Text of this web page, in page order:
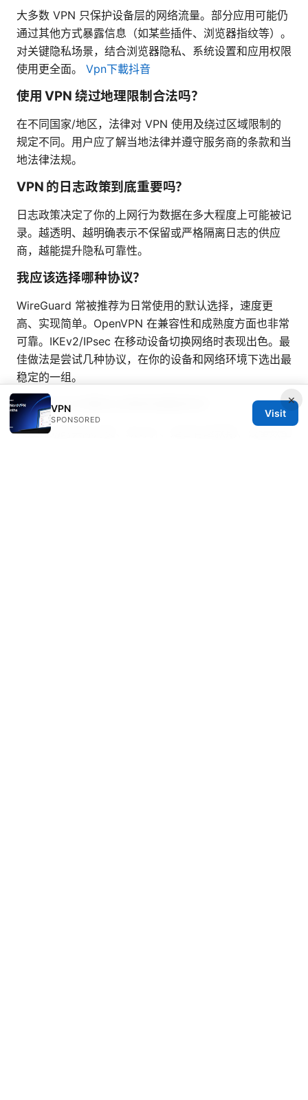
大多数 VPN 只保护设备层的网络流量。部分应用可能仍
通过其他方式暴露信息（如某些插件、浏览器指纹等）。
对关键隐私场景，结合浏览器隐私、系统设置和应用权限
使用更全面。 Vpn下載抖音
使用 VPN 绕过地理限制合法吗？
在不同国家/地区，法律对 VPN 使用及绕过区域限制的
规定不同。用户应了解当地法律并遵守服务商的条款和当
地法律法规。
VPN 的日志政策到底重要吗？
日志政策决定了你的上网行为数据在多大程度上可能被记
录。越透明、越明确表示不保留或严格隔离日志的供应
商，越能提升隐私可靠性。
我应该选择哪种协议？
WireGuard 常被推荐为日常使用的默认选择，速度更
高、实现简单。OpenVPN 在兼容性和成熟度方面也非常
可靠。IKEv2/IPsec 在移动设备切换网络时表现出色。最
佳做法是尝试几种协议，在你的设备和网络环境下选出最
稳定的一组。
购买 VPN 时要关注哪些隐藏成本？
关注计划的实际月费、续订价、是否有退款期、设备数量
×
VPN
SPONSORED
Visit